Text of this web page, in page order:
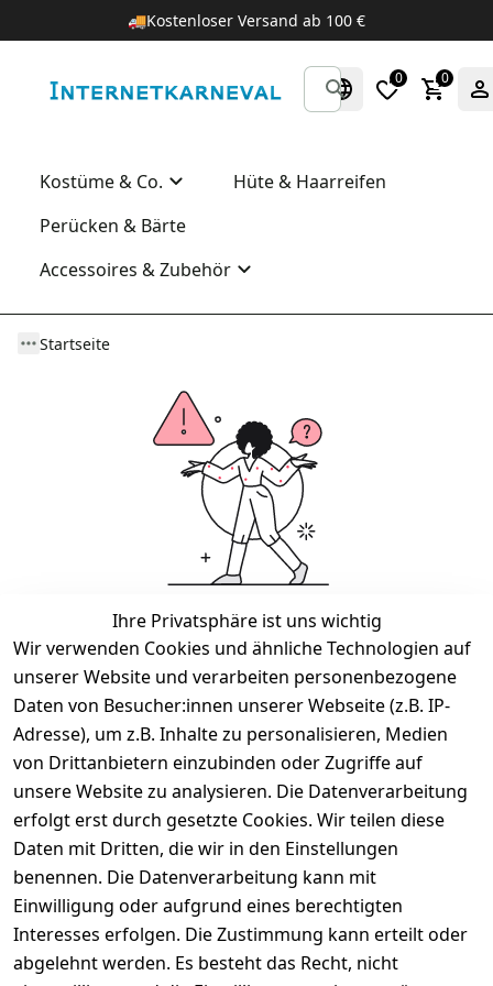
🚚Kostenloser Versand ab 100 €
0 0
Kostüme & Co.
Hüte & Haarreifen
Perücken & Bärte
Accessoires & Zubehör
Startseite
Wir haben keine Artikel mehr in dieser Kategorie.
Haben Sie nicht gefunden, was Sie suchen?
Artikel durchsuchen
Ihre Privatsphäre ist uns wichtig
Wir verwenden Cookies und ähnliche Technologien auf
unserer Website und verarbeiten personenbezogene
Daten von Besucher:innen unserer Webseite (z.B. IP-
Adresse), um z.B. Inhalte zu personalisieren, Medien
von Drittanbietern einzubinden oder Zugriffe auf
unsere Website zu analysieren. Die Datenverarbeitung
erfolgt erst durch gesetzte Cookies. Wir teilen diese
Daten mit Dritten, die wir in den Einstellungen
benennen. Die Datenverarbeitung kann mit
Einwilligung oder aufgrund eines berechtigten
Interesses erfolgen. Die Zustimmung kann erteilt oder
abgelehnt werden. Es besteht das Recht, nicht
Rechtliches
AGB
Impressum
Datenschutze
rklärung
Services
Kontakt
Registrieren
Zahlung und
Versand
Wir
versenden
mit
Zahle
bequem per